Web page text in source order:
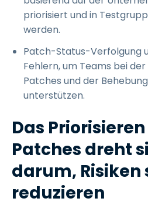
priorisiert und in
werden.
Patch-Status-Verfolgung
Fehlern, um Teams bei
Patches und der
unterstützen.
Das
Patches dreht
darum, Risiken
reduzieren